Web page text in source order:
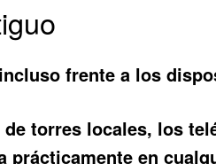
frente a los
torres locales, los
prácticamente en